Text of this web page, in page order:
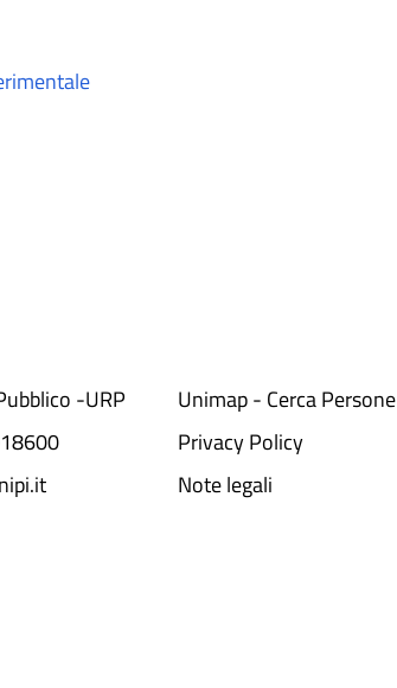
-URP
Unimap - Cerca Persone
Privacy Policy
Note legali